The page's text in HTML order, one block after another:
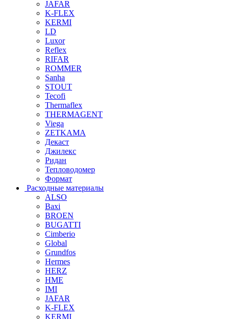
JAFAR
K-FLEX
KERMI
LD
Luxor
Reflex
RIFAR
ROMMER
Sanha
STOUT
Tecofi
Thermaflex
THERMAGENT
Viega
ZETKAMA
Декаст
Джилекс
Ридан
Тепловодомер
Формат
Расходные материалы
ALSO
Baxi
BROEN
BUGATTI
Cimberio
Global
Grundfos
Hermes
HERZ
HME
IMI
JAFAR
K-FLEX
KERMI